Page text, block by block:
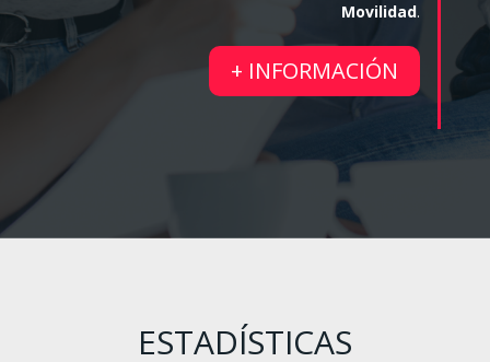
Movilidad.
+ INFORMACIÓN
ESTADÍSTICAS